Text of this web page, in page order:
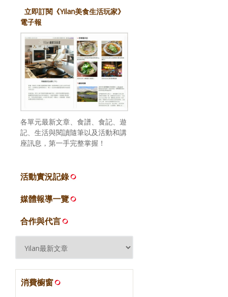
立即訂閱《Yilan美食生活玩家》
電子報
各單元最新文章、食譜、食記、遊
記、生活與閱讀隨筆以及活動和講
座訊息，第一手完整掌握！
活動實況記錄
媒體報導一覽
合作與代言
消費櫥窗